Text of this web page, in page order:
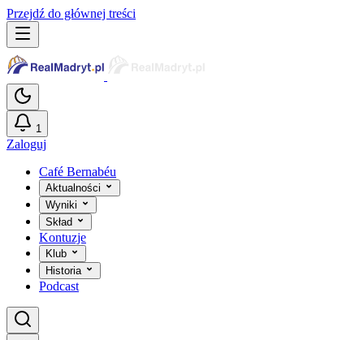
Przejdź do głównej treści
1
Zaloguj
Café Bernabéu
Aktualności
Wyniki
Skład
Kontuzje
Klub
Historia
Podcast